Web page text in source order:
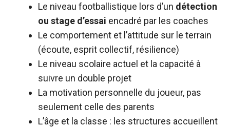
Le niveau footballistique lors d’un détection
ou stage d’essai encadré par les coaches
Le comportement et l’attitude sur le terrain
(écoute, esprit collectif, résilience)
Le niveau scolaire actuel et la capacité à
suivre un double projet
La motivation personnelle du joueur, pas
seulement celle des parents
L’âge et la classe : les structures accueillent